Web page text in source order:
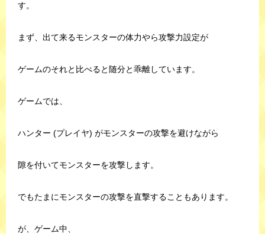
す。
まず、出て来るモンスターの体力やら攻撃力設定が
ゲームのそれと比べると随分と乖離しています。
ゲームでは、
ハンター (プレイヤ) がモンスターの攻撃を避けながら
隙を付いてモンスターを攻撃します。
でもたまにモンスターの攻撃を直撃することもあります。
が、ゲーム中、